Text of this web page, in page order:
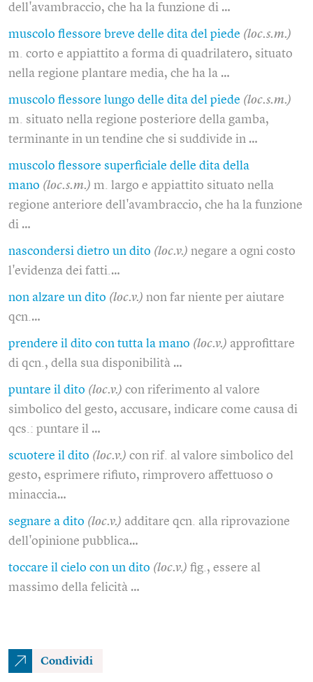
dell'avambraccio, che ha la funzione di …
muscolo flessore breve delle dita del piede (loc.s.m.)
m. corto e appiattito a forma di quadrilatero, situato
nella regione plantare media, che ha la …
muscolo flessore lungo delle dita del piede (loc.s.m.)
m. situato nella regione posteriore della gamba,
terminante in un tendine che si suddivide in …
muscolo flessore superficiale delle dita della
mano (loc.s.m.) m. largo e appiattito situato nella
regione anteriore dell'avambraccio, che ha la funzione
di …
nascondersi dietro un dito (loc.v.) negare a ogni costo
l'evidenza dei fatti.…
non alzare un dito (loc.v.) non far niente per aiutare
qcn.…
prendere il dito con tutta la mano (loc.v.) approfittare
di qcn., della sua disponibilità …
puntare il dito (loc.v.) con riferimento al valore
simbolico del gesto, accusare, indicare come causa di
qcs.: puntare il …
scuotere il dito (loc.v.) con rif. al valore simbolico del
gesto, esprimere rifiuto, rimprovero affettuoso o
minaccia…
segnare a dito (loc.v.) additare qcn. alla riprovazione
dell'opinione pubblica…
toccare il cielo con un dito (loc.v.) fig., essere al
massimo della felicità …
Condividi